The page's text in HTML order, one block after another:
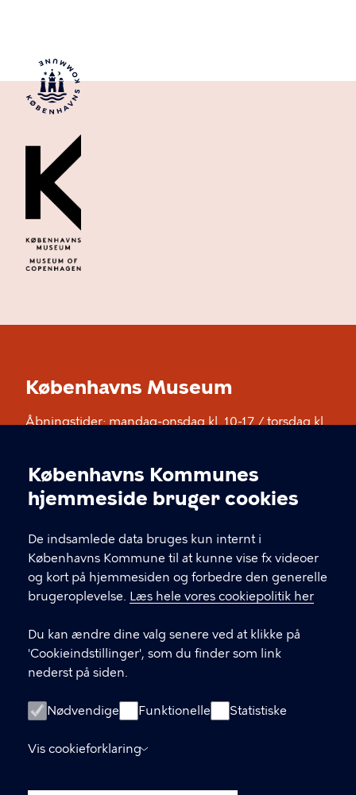
Cookieindstillinger
Københavns Kommunes
hjemmeside bruger cookies
De indsamlede data bruges kun internt i
Københavns Kommune til at kunne vise fx videoer
og kort på hjemmesiden og forbedre den generelle
brugeroplevelse. Læs hele vores cookiepolitik her
Du kan ændre dine valg senere ved at klikke på
'Cookieindstillinger', som du finder som link
nederst på siden.
Nødvendige Funktionelle Statistiske
Vis cookieforklaring
Københavns Museum
Åbningstider: mandag-onsdag kl. 10-17 / torsdag kl.
Thursday 10-20 / Friday 10-17 / Saturday and
Sunday 11-17
KONTAKT
Stormgade 18, 1555 København V
+45 21 76 43 66
CVR nr.: 64 94 22 12 - EAN: 5798009780324
LINKS